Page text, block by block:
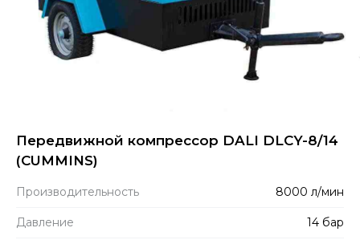
Передвижной компрессор DALI DLCY-8/14
(CUMMINS)
Производитель­ность 8000 л/мин
Давление 14 бар